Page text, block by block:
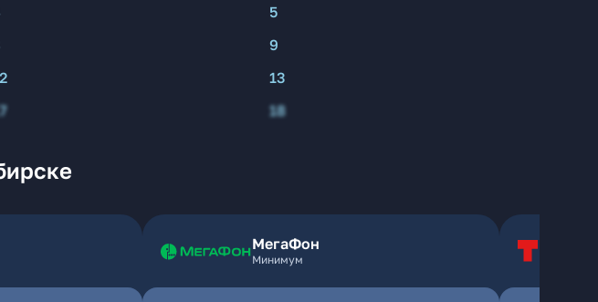
5
9
13
18
МегаФон
Минимум